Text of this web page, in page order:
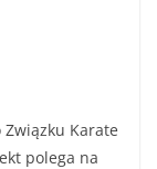
Związku Karate
polega na